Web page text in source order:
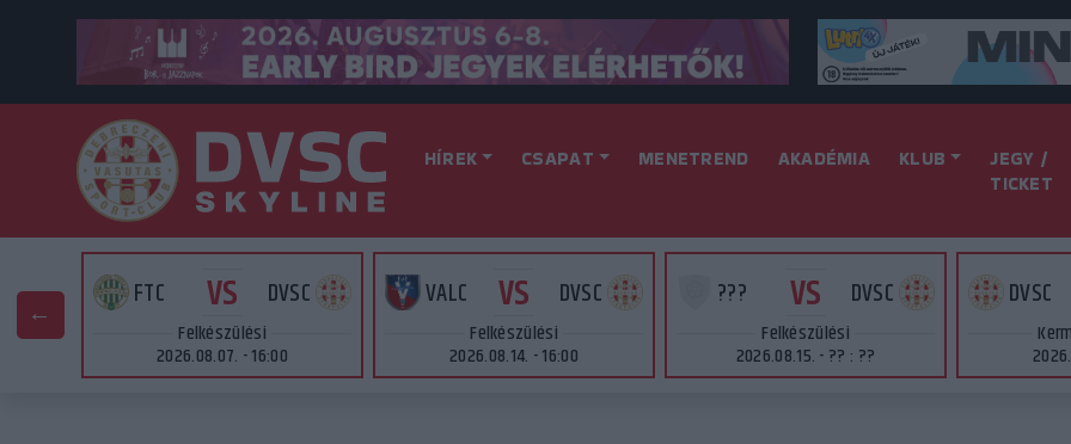
HÍREK CSAPAT MENETREND AKADÉMIA KLUB
JEGY /
TICKET
FTC VS DVSC
Felkészülési
2026.08.07. - 16:00
VALC VS DVSC
Felkészülési
2026.08.14. - 16:00
??? VS DVSC
Felkészülési
2026.08.15. - ?? : ??
DVSC